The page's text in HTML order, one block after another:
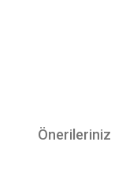
Önerileriniz